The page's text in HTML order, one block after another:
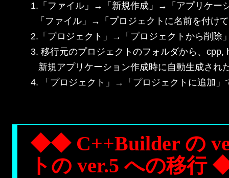
1.「ファイル」→「新規作成」→「アプリケー
「ファイル」→「プロジェクトに名前を付け
2.「プロジェクト」→「プロジェクトから削除
3. 移行元のプロジェクトのフォルダから、
新規アプリケーション作成時に自動生成され
4. 「プロジェクト」→「プロジェクトに追加」
◆◆ C++Builder の
トの ver.5 への移行